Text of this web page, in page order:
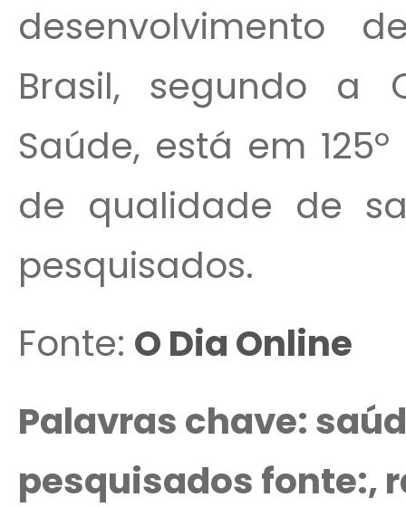
desenvolvimento
Brasil, segundo a
Saúde, está em
de qualidade de
pesquisados.
Fonte: O Dia Online
Palavras chave:
pesquisados fonte:,